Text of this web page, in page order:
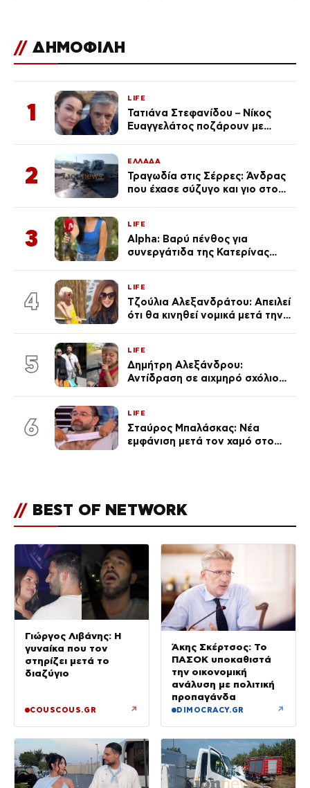
// ΔΗΜΟΦΙΛΗ
1
LIFE
Τατιάνα Στεφανίδου – Νίκος
Ευαγγελάτος ποζάρουν με
2
ΕΛΛΑΔΑ
Τραγωδία στις Σέρρες: Άνδρας
που έχασε σύζυγο και γιο στο
3
LIFE
Alpha: Βαρύ πένθος για
συνεργάτιδα της Κατερίνας
του Θεού»
4
LIFE
Τζούλια Αλεξανδράτου: Απειλεί
ότι θα κινηθεί νομικά μετά την
5
LIFE
Δημήτρη Αλεξάνδρου:
Αντίδραση σε αιχμηρό σχόλιο
6
LIFE
Σταύρος Μπαλάσκας: Νέα
εμφάνιση μετά τον χαμό στο
// BEST OF NETWORK
Γιώργος Λιβάνης: Η
γυναίκα που τον
στηρίζει μετά το
διαζύγιο
COUSCOUS.GR ↗
Άκης Σκέρτσος: Το
ΠΑΣΟΚ υποκαθιστά
την οικονομική
ανάλυση με πολιτική
προπαγάνδα
DIMOCRACY.GR ↗